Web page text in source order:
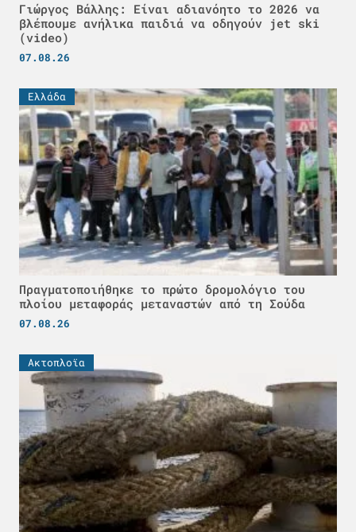
Γιώργος Βάλλης: Είναι αδιανόητο το 2026 να
βλέπουμε ανήλικα παιδιά να οδηγούν jet ski
(video)
07.08.26
Ελλάδα
Πραγματοποιήθηκε το πρώτο δρομολόγιο του
πλοίου μεταφοράς μεταναστών από τη Σούδα
07.08.26
Ακτοπλοϊα